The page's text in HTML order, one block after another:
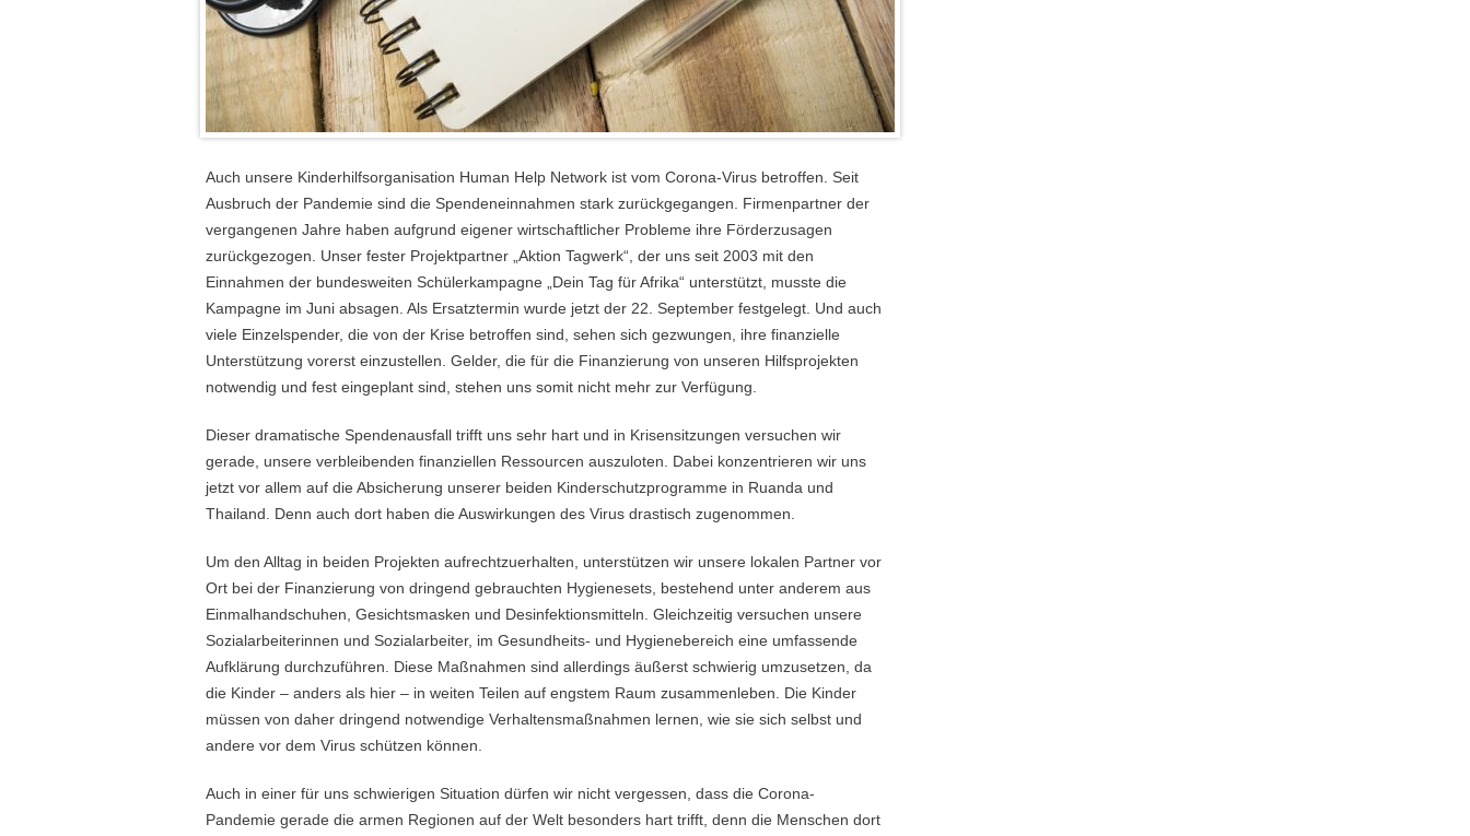
Auch unsere Kinderhilfsorganisation Human Help Network ist vom Corona-Virus betroffen. Seit
Ausbruch der Pandemie sind die Spendeneinnahmen stark zurückgegangen. Firmenpartner der
vergangenen Jahre haben aufgrund eigener wirtschaftlicher Probleme ihre Förderzusagen
zurückgezogen. Unser fester Projektpartner „Aktion Tagwerk“, der uns seit 2003 mit den
Einnahmen der bundesweiten Schülerkampagne „Dein Tag für Afrika“ unterstützt, musste die
Kampagne im Juni absagen. Als Ersatztermin wurde jetzt der 22. September festgelegt. Und auch
viele Einzelspender, die von der Krise betroffen sind, sehen sich gezwungen, ihre finanzielle
Unterstützung vorerst einzustellen. Gelder, die für die Finanzierung von unseren Hilfsprojekten
notwendig und fest eingeplant sind, stehen uns somit nicht mehr zur Verfügung.
Dieser dramatische Spendenausfall trifft uns sehr hart und in Krisensitzungen versuchen wir
gerade, unsere verbleibenden finanziellen Ressourcen auszuloten. Dabei konzentrieren wir uns
jetzt vor allem auf die Absicherung unserer beiden Kinderschutzprogramme in Ruanda und
Thailand. Denn auch dort haben die Auswirkungen des Virus drastisch zugenommen.
Um den Alltag in beiden Projekten aufrechtzuerhalten, unterstützen wir unsere lokalen Partner vor
Ort bei der Finanzierung von dringend gebrauchten Hygienesets, bestehend unter anderem aus
Einmalhandschuhen, Gesichtsmasken und Desinfektionsmitteln. Gleichzeitig versuchen unsere
Sozialarbeiterinnen und Sozialarbeiter, im Gesundheits- und Hygienebereich eine umfassende
Aufklärung durchzuführen. Diese Maßnahmen sind allerdings äußerst schwierig umzusetzen, da
die Kinder – anders als hier – in weiten Teilen auf engstem Raum zusammenleben. Die Kinder
müssen von daher dringend notwendige Verhaltensmaßnahmen lernen, wie sie sich selbst und
andere vor dem Virus schützen können.
Auch in einer für uns schwierigen Situation dürfen wir nicht vergessen, dass die Corona-
Pandemie gerade die armen Regionen auf der Welt besonders hart trifft, denn die Menschen dort